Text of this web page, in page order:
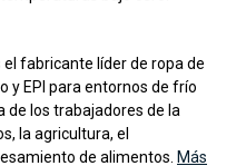
el fabricante líder de ropa de
y EPI para entornos de frío
de los trabajadores de la
la agricultura, el
de alimentos. Más